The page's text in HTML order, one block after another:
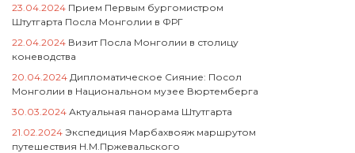
23.04.2024 Прием Первым бургомистром
Штутгарта Посла Монголии в ФРГ
22.04.2024 Визит Посла Монголии в столицу
коневодства
20.04.2024 Дипломатическое Сияние: Посол
Монголии в Национальном музее Вюртемберга
30.03.2024 Актуальная панорама Штутгарта
21.02.2024 Экспедиция Марбахвояж маршрутом
путешествия Н.М.Пржевальского